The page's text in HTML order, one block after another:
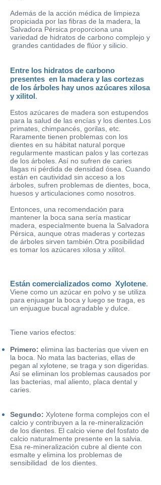
Además de la acción médica de limpieza
propiciada por las fibras de la madera, la
Salvadora Pérsica proporciona una
variedad de hidratos de carbono complejo y
grandes cantidades de flúor y silicio.
Entre los hidratos de carbono
presentes en la madera y las cortezas
de los árboles hay unos azúcares xilosa
y xilitol.
Estos azúcares de madera son estupendos
para la salud de las encías y los dientes.Los
primates, chimpancés, gorilas, etc.
Raramente tienen problemas con los
dientes en su hábitat natural porque
regularmente mastican palos y las cortezas
de los árboles. Así no sufren de caries
llagas ni pérdida de densidad ósea. Cuando
están en cautividad sin acceso a los
árboles, sufren problemas de dientes, boca,
huesos y articulaciones como nosotros.
Entonces, una recomendación para
mantener la boca sana sería masticar
madera, especialmente buena la Salvadora
Pérsica, aunque otras maderas y cortezas
de árboles sirven también.Otra posibilidad
es tomar los azúcares xilosa y xilitol.
Están comercializados como Xylotene.
Viene como un azúcar en polvo y se utiliza
para enjuagar la boca y luego se traga, es
un enjuague bucal agradable y dulce.
Tiene varios efectos:
Primero: elimina las bacterias que viven en
la boca. No mata las bacterias, ellas de
pegan al xylotene, se traga y son digeridas.
Así se eliminan los problemas causados por
las bacterias, mal aliento, placa dental y
caries.
Segundo: Xylotene forma complejos con el
calcio y contribuyen a la re-mineralización
de los dientes. El calcio viene del fosfato de
calcio naturalmente presente en la salvia.
Esa re-mineralización cubre al diente con
esmalte y elimina los problemas de
sensibilidad de los dientes.